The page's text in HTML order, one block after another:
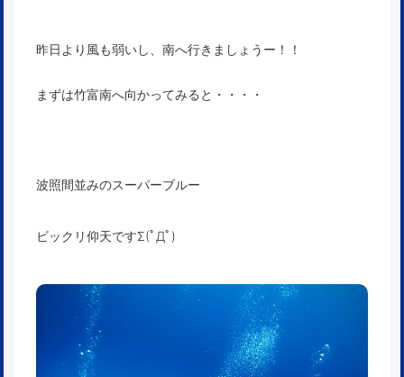
昨日より風も弱いし、南へ行きましょうー！！
まずは竹富南へ向かってみると・・・・
波照間並みのスーパーブルー
ビックリ仰天ですΣ(ﾟДﾟ)